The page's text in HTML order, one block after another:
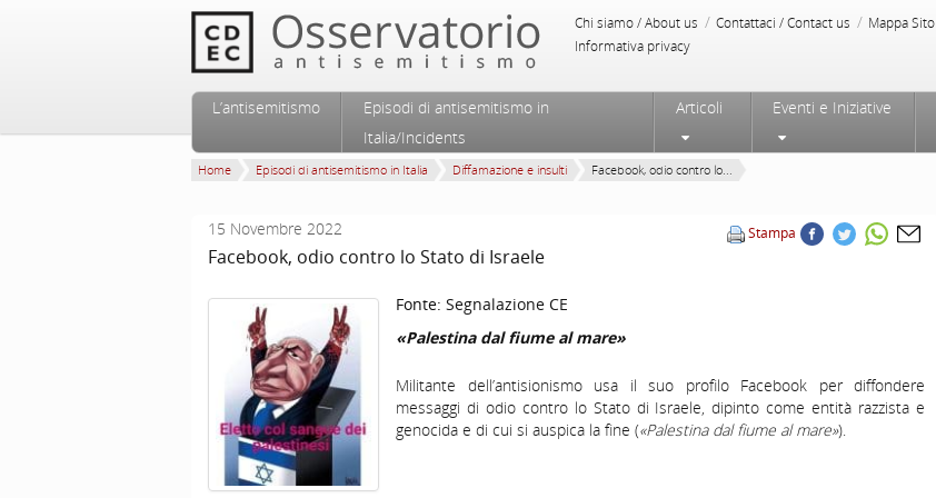
Chi siamo / About us / Contattaci / Contact us / Mappa Sito
Informativa privacy
Menu principale
Vai al contenuto principale
Vai al contenuto secondario
L’antisemitismo
Episodi di antisemitismo in
Italia/Incidents
Articoli Eventi e Iniziative
Home Episodi di antisemitismo in Italia Diffamazione e insulti Facebook, odio contro lo...
Stampa
15 Novembre 2022
Facebook, odio contro lo Stato di Israele
Fonte: Segnalazione CE
«Palestina dal fiume al mare»
Militante dell’antisionismo usa il suo profilo Facebook per diffondere
messaggi di odio contro lo Stato di Israele, dipinto come entità razzista e
genocida e di cui si auspica la fine («Palestina dal fiume al mare»).